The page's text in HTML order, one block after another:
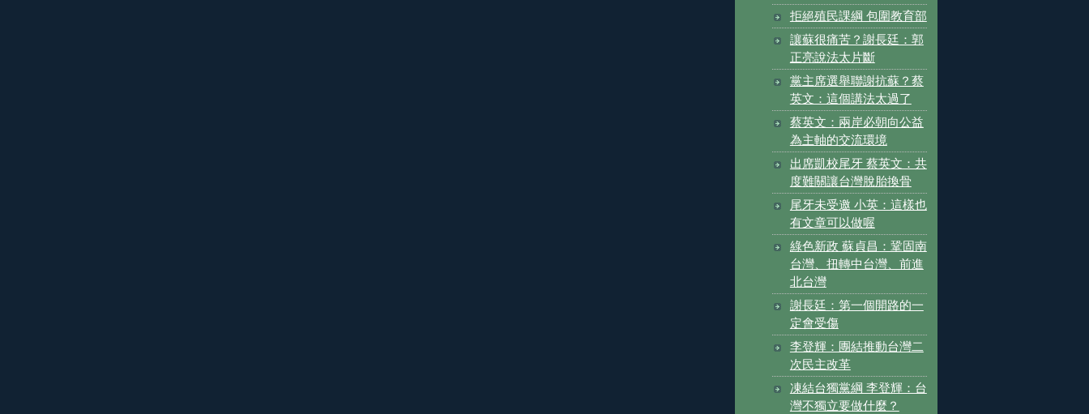
拒絕殖民課綱 包圍教育部
讓蘇很痛苦？謝長廷：郭
正亮說法太片斷
黨主席選舉聯謝抗蘇？蔡
英文：這個講法太過了
蔡英文：兩岸必朝向公益
為主軸的交流環境
出席凱校尾牙 蔡英文：共
度難關讓台灣脫胎換骨
尾牙未受邀 小英：這樣也
有文章可以做喔
綠色新政 蘇貞昌：鞏固南
台灣、扭轉中台灣、前進
北台灣
謝長廷：第一個開路的一
定會受傷
李登輝：團結推動台灣二
次民主改革
凍結台獨黨綱 李登輝：台
灣不獨立要做什麼？